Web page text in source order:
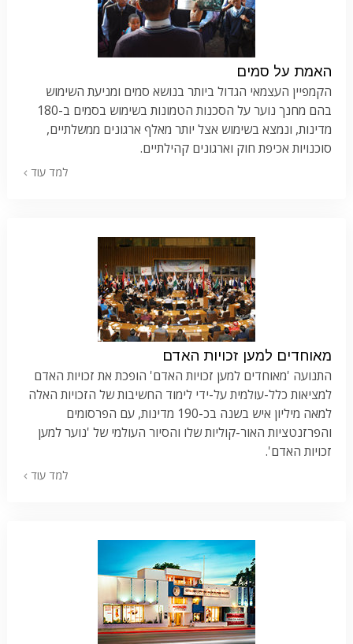
האמת על סמים
הקמפיין העצמאי הגדול ביותר בנושא סמים ומניעת השימוש
בהם מחנך נוער על הסכנות הטמונות בשימוש בסמים ב-180
מדינות, ונמצא בשימוש אצל יותר מאלף ארגונים ממשלתיים,
סוכנויות אכיפת חוק וארגונים קהילתיים.
למד עוד
מאוחדים למען זכויות האדם
התנועה 'מאוחדים למען זכויות האדם' הופכת את זכויות האדם
למציאות כלל-עולמית על-ידי לימוד החשיבות של הזכויות האלה
למאה מיליון איש בשנה בכ-190 מדינות, עם הפרסומים
והפרזנטציות האור-קוליות שלו והסיור העולמי של 'נוער למען
זכויות האדם'.
למד עוד